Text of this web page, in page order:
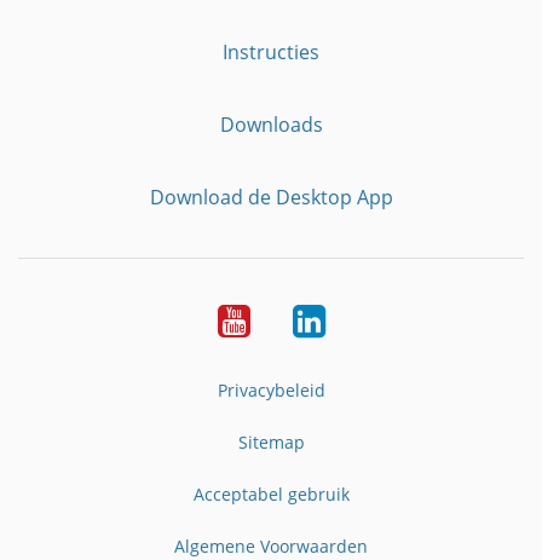
Instructies
Downloads
Download de Desktop App
YouTubeLinkedIn
Privacybeleid
Sitemap
Acceptabel gebruik
Algemene Voorwaarden